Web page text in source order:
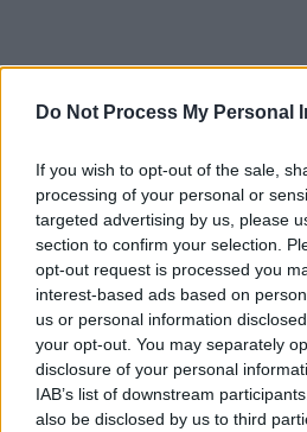
Do Not Process My Personal
If you wish to opt-out of the sale,
processing of your personal or
targeted advertising by us, please
section to confirm your selection.
opt-out request is processed you
interest-based ads based on
us or personal information
your opt-out. You may separately
disclosure of your personal
IAB’s list of downstream
also be disclosed by us to third